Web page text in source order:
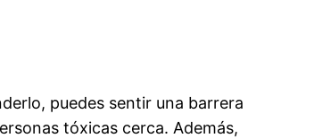
puedes sentir una barrera
tóxicas cerca. Además,